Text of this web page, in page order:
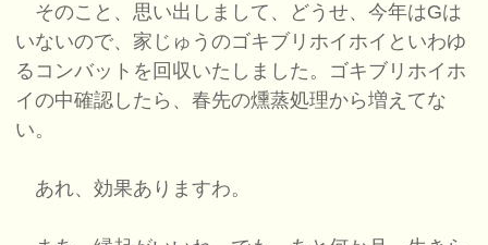
そのこと、思い出しまして、どうせ、今年はGは
いないので、家じゅうのゴキブリホイホイといわゆ
るコンバットを回収いたしました。ゴキブリホイホ
イの中確認したら、春先の燻蒸処理から増えてな
い。
あれ、効果ありますわ。